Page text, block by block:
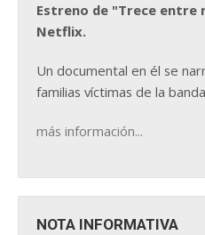
Estreno de "Trece entre
Netflix.
Un documental en él se
familias víctimas de la
más información...
NOTA INFORMATIVA